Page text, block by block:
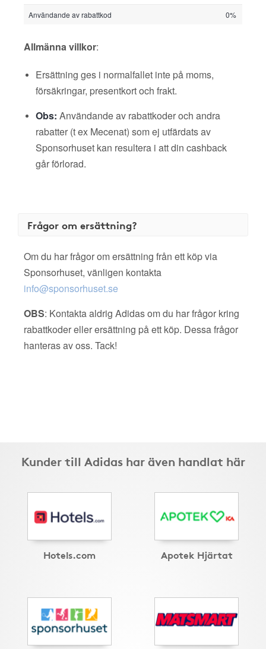
Användande av rabattkod
0%
Allmänna villkor:
Ersättning ges i normalfallet inte på moms,
försäkringar, presentkort och frakt.
Obs: Användande av rabattkoder och andra
rabatter (t ex Mecenat) som ej utfärdats av
Sponsorhuset kan resultera i att din cashback
går förlorad.
Frågor om ersättning?
Om du har frågor om ersättning från ett köp via
Sponsorhuset, vänligen kontakta
info@sponsorhuset.se
OBS: Kontakta aldrig Adidas om du har frågor kring
rabattkoder eller ersättning på ett köp. Dessa frågor
hanteras av oss. Tack!
Kunder till Adidas har även handlat här
Hotels.com Apotek Hjärtat